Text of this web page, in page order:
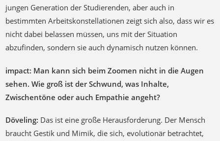
jungen Generation der Studierenden, aber auch in
bestimmten Arbeitskonstellationen zeigt sich also, dass wir es
nicht dabei belassen müssen, uns mit der Situation
abzufinden, sondern sie auch dynamisch nutzen können.
impact: Man kann sich beim Zoomen nicht in die Augen
sehen. Wie groß ist der Schwund, was Inhalte,
Zwischentöne oder auch Empathie angeht?
Döveling: Das ist eine große Herausforderung. Der Mensch
braucht Gestik und Mimik, die sich, evolutionär betrachtet,